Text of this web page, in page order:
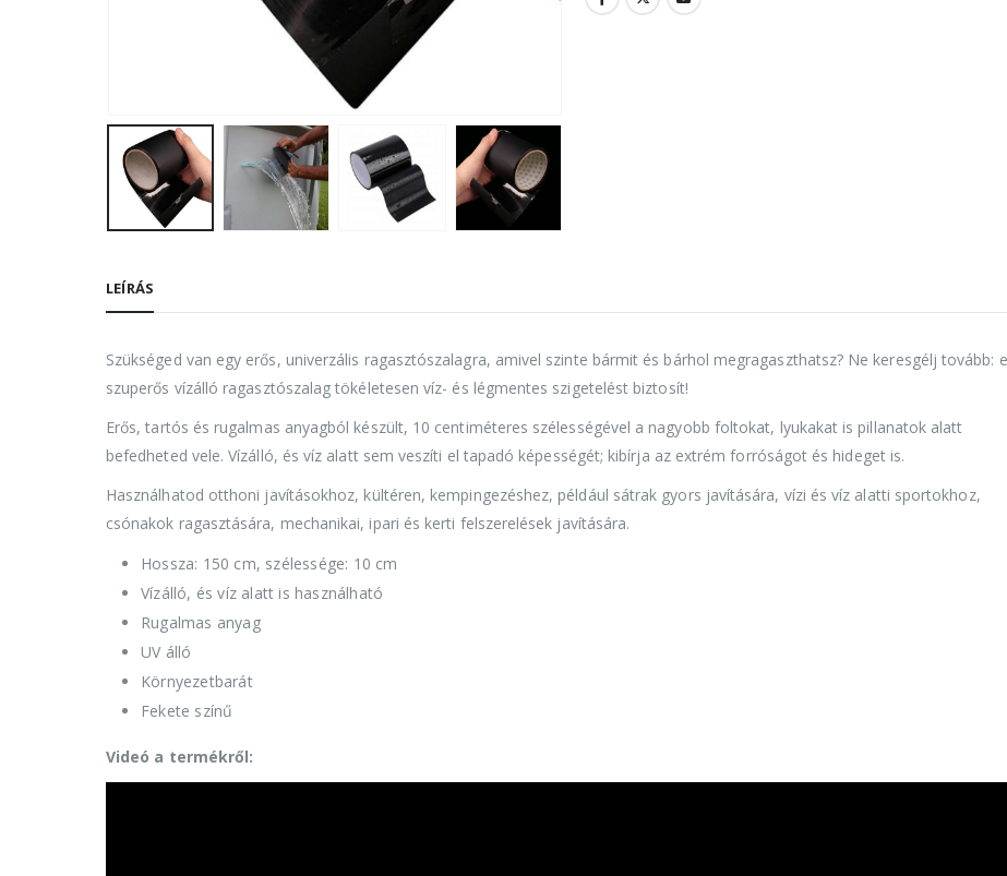
LEÍRÁS
Szükséged van egy erős, univerzális ragasztószalagra, amivel szinte bármit és bárhol megragaszthatsz? Ne keresgélj tovább:
szuperős vízálló ragasztószalag tökéletesen víz- és légmentes szigetelést biztosít!
Erős, tartós és rugalmas anyagból készült, 10 centiméteres szélességével a nagyobb foltokat, lyukakat is pillanatok alatt
befedheted vele. Vízálló, és víz alatt sem veszíti el tapadó képességét; kibírja az extrém forróságot és hideget is.
Használhatod otthoni javításokhoz, kültéren, kempingezéshez, például sátrak gyors javítására, vízi és víz alatti sportokhoz,
csónakok ragasztására, mechanikai, ipari és kerti felszerelések javítására.
Hossza: 150 cm, szélessége: 10 cm
Vízálló, és víz alatt is használható
Rugalmas anyag
UV álló
Környezetbarát
Fekete színű
Videó a termékről: